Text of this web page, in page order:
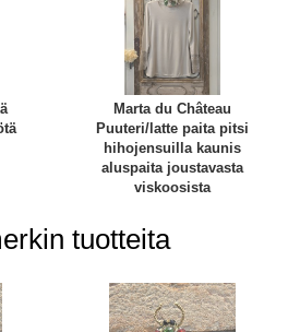
Marta du Château
Puuteri/latte paita pitsi
hihojensuilla kaunis
aluspaita joustavasta
viskoosista
tuotteita